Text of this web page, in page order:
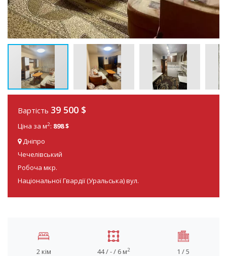
Вартість 39 500 $
Ціна за м2: 898 $
Дніпро
Чечелівський
Робоча мкр.
Національної Гвардії (Уральська) вул.
2 кім 44 / - / 6 м2 1 / 5